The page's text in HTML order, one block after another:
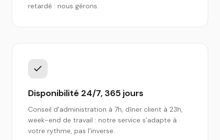
retardé : nous gérons.
Disponibilité 24/7, 365 jours
Conseil d'administration à 7h, dîner client à 23h,
week-end de travail : notre service s'adapte à
votre rythme, pas l'inverse.